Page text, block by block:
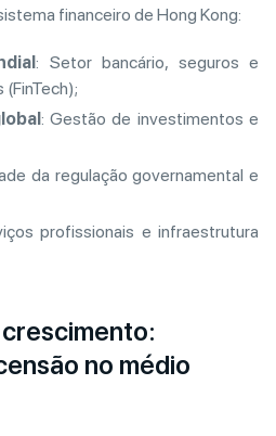
financeiro de Hong Kong:
: Setor bancário, seguros e
: Gestão de investimentos e
da regulação governamental e
profissionais e infraestrutura
no médio